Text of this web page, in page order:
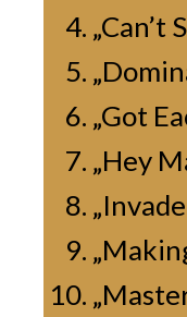
„Can’t
„Got
„Hey